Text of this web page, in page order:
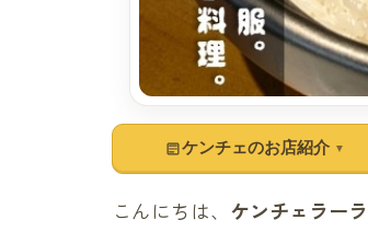
ケンチェのお店紹介 ▼
こんにちは、 ケンチェラーラ